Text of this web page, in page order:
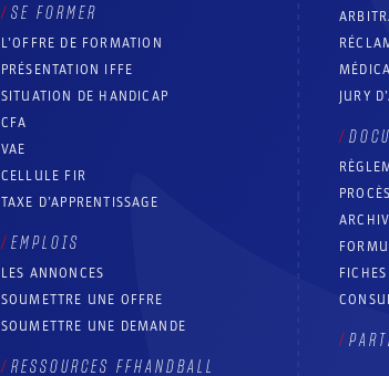
SE FORMER
L’OFFRE DE FORMATION
PRÉSENTATION IFFE
SITUATION DE HANDICAP
CFA
VAE
CELLULE FIR
TAXE D’APPRENTISSAGE
EMPLOIS
LES ANNONCES
SOUMETTRE UNE OFFRE
SOUMETTRE UNE DEMANDE
RESSOURCES FFHANDBALL
JURY